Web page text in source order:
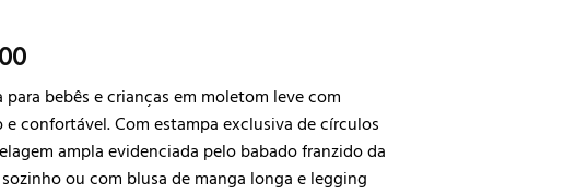
O
preço
atual
é:
R$59,00.
bebês e crianças em moletom leve com
confortável. Com estampa exclusiva de círculos
ampla evidenciada pelo babado franzido da
ou com blusa de manga longa e legging